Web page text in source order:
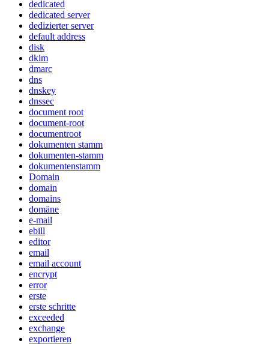
dedicated
dedicated server
dedizierter server
default address
disk
dkim
dmarc
dns
dnskey
dnssec
document root
document-root
documentroot
dokumenten stamm
dokumenten-stamm
dokumentenstamm
Domain
domain
domains
domäne
e-mail
ebill
editor
email
email account
encrypt
error
erste
erste schritte
exceeded
exchange
exportieren